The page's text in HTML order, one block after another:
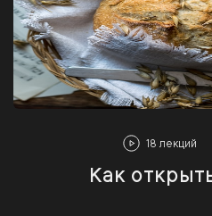
18 лекций
Как